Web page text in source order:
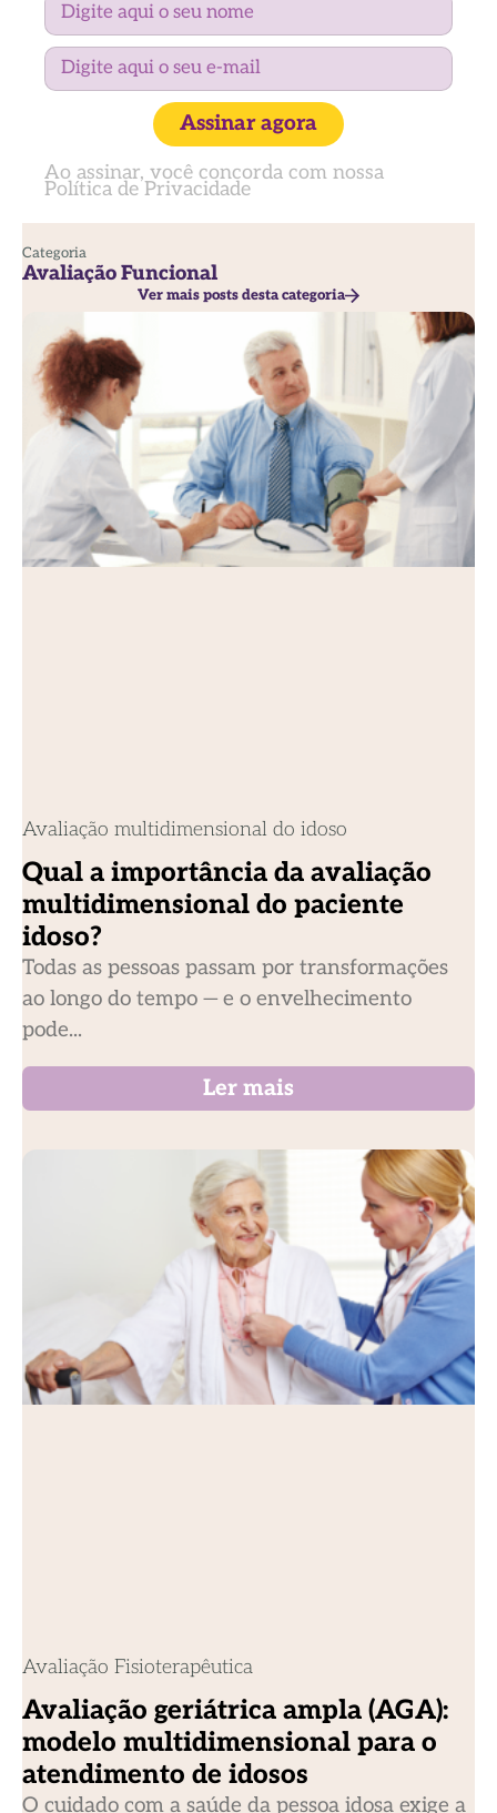
Assinar agora
Ao assinar, você concorda com nossa
Política de Privacidade
Categoria
Avaliação Funcional
Ver mais posts desta categoria
Avaliação multidimensional do idoso
Qual a importância da avaliação
multidimensional do paciente
idoso?
Todas as pessoas passam por transformações
ao longo do tempo — e o envelhecimento
pode...
Ler mais
Avaliação Fisioterapêutica
Avaliação geriátrica ampla (AGA):
modelo multidimensional para o
atendimento de idosos
O cuidado com a saúde da pessoa idosa exige a